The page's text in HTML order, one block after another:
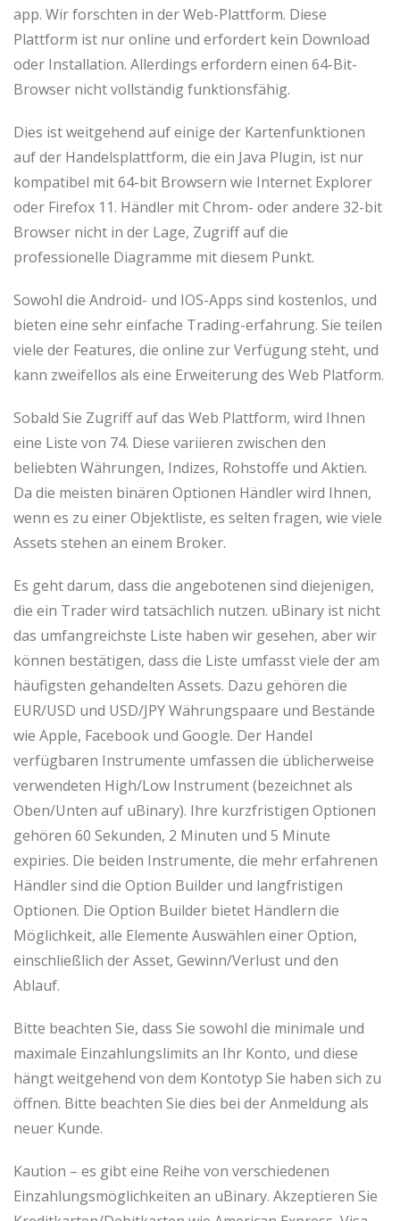
app. Wir forschten in der Web-Plattform. Diese
Plattform ist nur online und erfordert kein Download
oder Installation. Allerdings erfordern einen 64-Bit-
Browser nicht vollständig funktionsfähig.
Dies ist weitgehend auf einige der Kartenfunktionen
auf der Handelsplattform, die ein Java Plugin, ist nur
kompatibel mit 64-bit Browsern wie Internet Explorer
oder Firefox 11. Händler mit Chrom- oder andere 32-bit
Browser nicht in der Lage, Zugriff auf die
professionelle Diagramme mit diesem Punkt.
Sowohl die Android- und IOS-Apps sind kostenlos, und
bieten eine sehr einfache Trading-erfahrung. Sie teilen
viele der Features, die online zur Verfügung steht, und
kann zweifellos als eine Erweiterung des Web Platform.
Sobald Sie Zugriff auf das Web Plattform, wird Ihnen
eine Liste von 74. Diese variieren zwischen den
beliebten Währungen, Indizes, Rohstoffe und Aktien.
Da die meisten binären Optionen Händler wird Ihnen,
wenn es zu einer Objektliste, es selten fragen, wie viele
Assets stehen an einem Broker.
Es geht darum, dass die angebotenen sind diejenigen,
die ein Trader wird tatsächlich nutzen. uBinary ist nicht
das umfangreichste Liste haben wir gesehen, aber wir
können bestätigen, dass die Liste umfasst viele der am
häufigsten gehandelten Assets. Dazu gehören die
EUR/USD und USD/JPY Währungspaare und Bestände
wie Apple, Facebook und Google. Der Handel
verfügbaren Instrumente umfassen die üblicherweise
verwendeten High/Low Instrument (bezeichnet als
Oben/Unten auf uBinary). Ihre kurzfristigen Optionen
gehören 60 Sekunden, 2 Minuten und 5 Minute
expiries. Die beiden Instrumente, die mehr erfahrenen
Händler sind die Option Builder und langfristigen
Optionen. Die Option Builder bietet Händlern die
Möglichkeit, alle Elemente Auswählen einer Option,
einschließlich der Asset, Gewinn/Verlust und den
Ablauf.
Bitte beachten Sie, dass Sie sowohl die minimale und
maximale Einzahlungslimits an Ihr Konto, und diese
hängt weitgehend von dem Kontotyp Sie haben sich zu
öffnen. Bitte beachten Sie dies bei der Anmeldung als
neuer Kunde.
Kaution – es gibt eine Reihe von verschiedenen
Einzahlungsmöglichkeiten an uBinary. Akzeptieren Sie